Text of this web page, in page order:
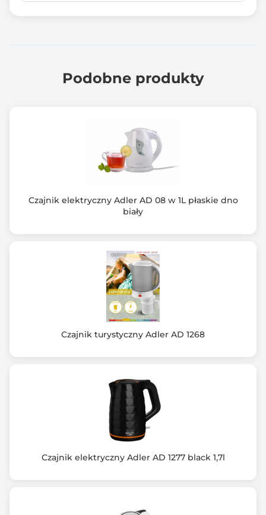
Lampka kontrolna
Grzałka ze stali nierdzewnej
Dwustronny wskaźnik poziomu wody
Zabezpieczenie przed włączeniem pustego czajnika
Inne cechy szczególne czajnika
Podświetlenie LED podczas gotowania wody
2 plastikowe kubki i 2 plastikowe łyżki
Gwarancja producenta [mies.]
Podobne produkty
Czajnik elektryczny Adler AD 08 w 1L płaskie dno
biały
Czajnik turystyczny Adler AD 1268
Czajnik elektryczny Adler AD 1277 black 1,7l